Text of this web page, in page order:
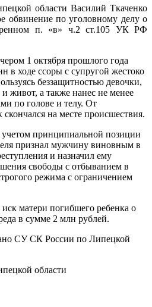
области Василий Ткаченко
обвинение по уголовному делу о
п. «в» ч.2 ст.105 УК РФ
1 октября прошлого года
в ходе ссоры с супругой жестоко
беззащитностью девочки,
живот, а также нанес не менее
по голове и телу. От
на месте происшествия.
принципиальной позиции
признал мужчину виновным в
и назначил ему
свободы с отбыванием в
режима с ограничением
матери погибшего ребенка о
в сумме 2 млн рублей.
СУ СК России по Липецкой
области